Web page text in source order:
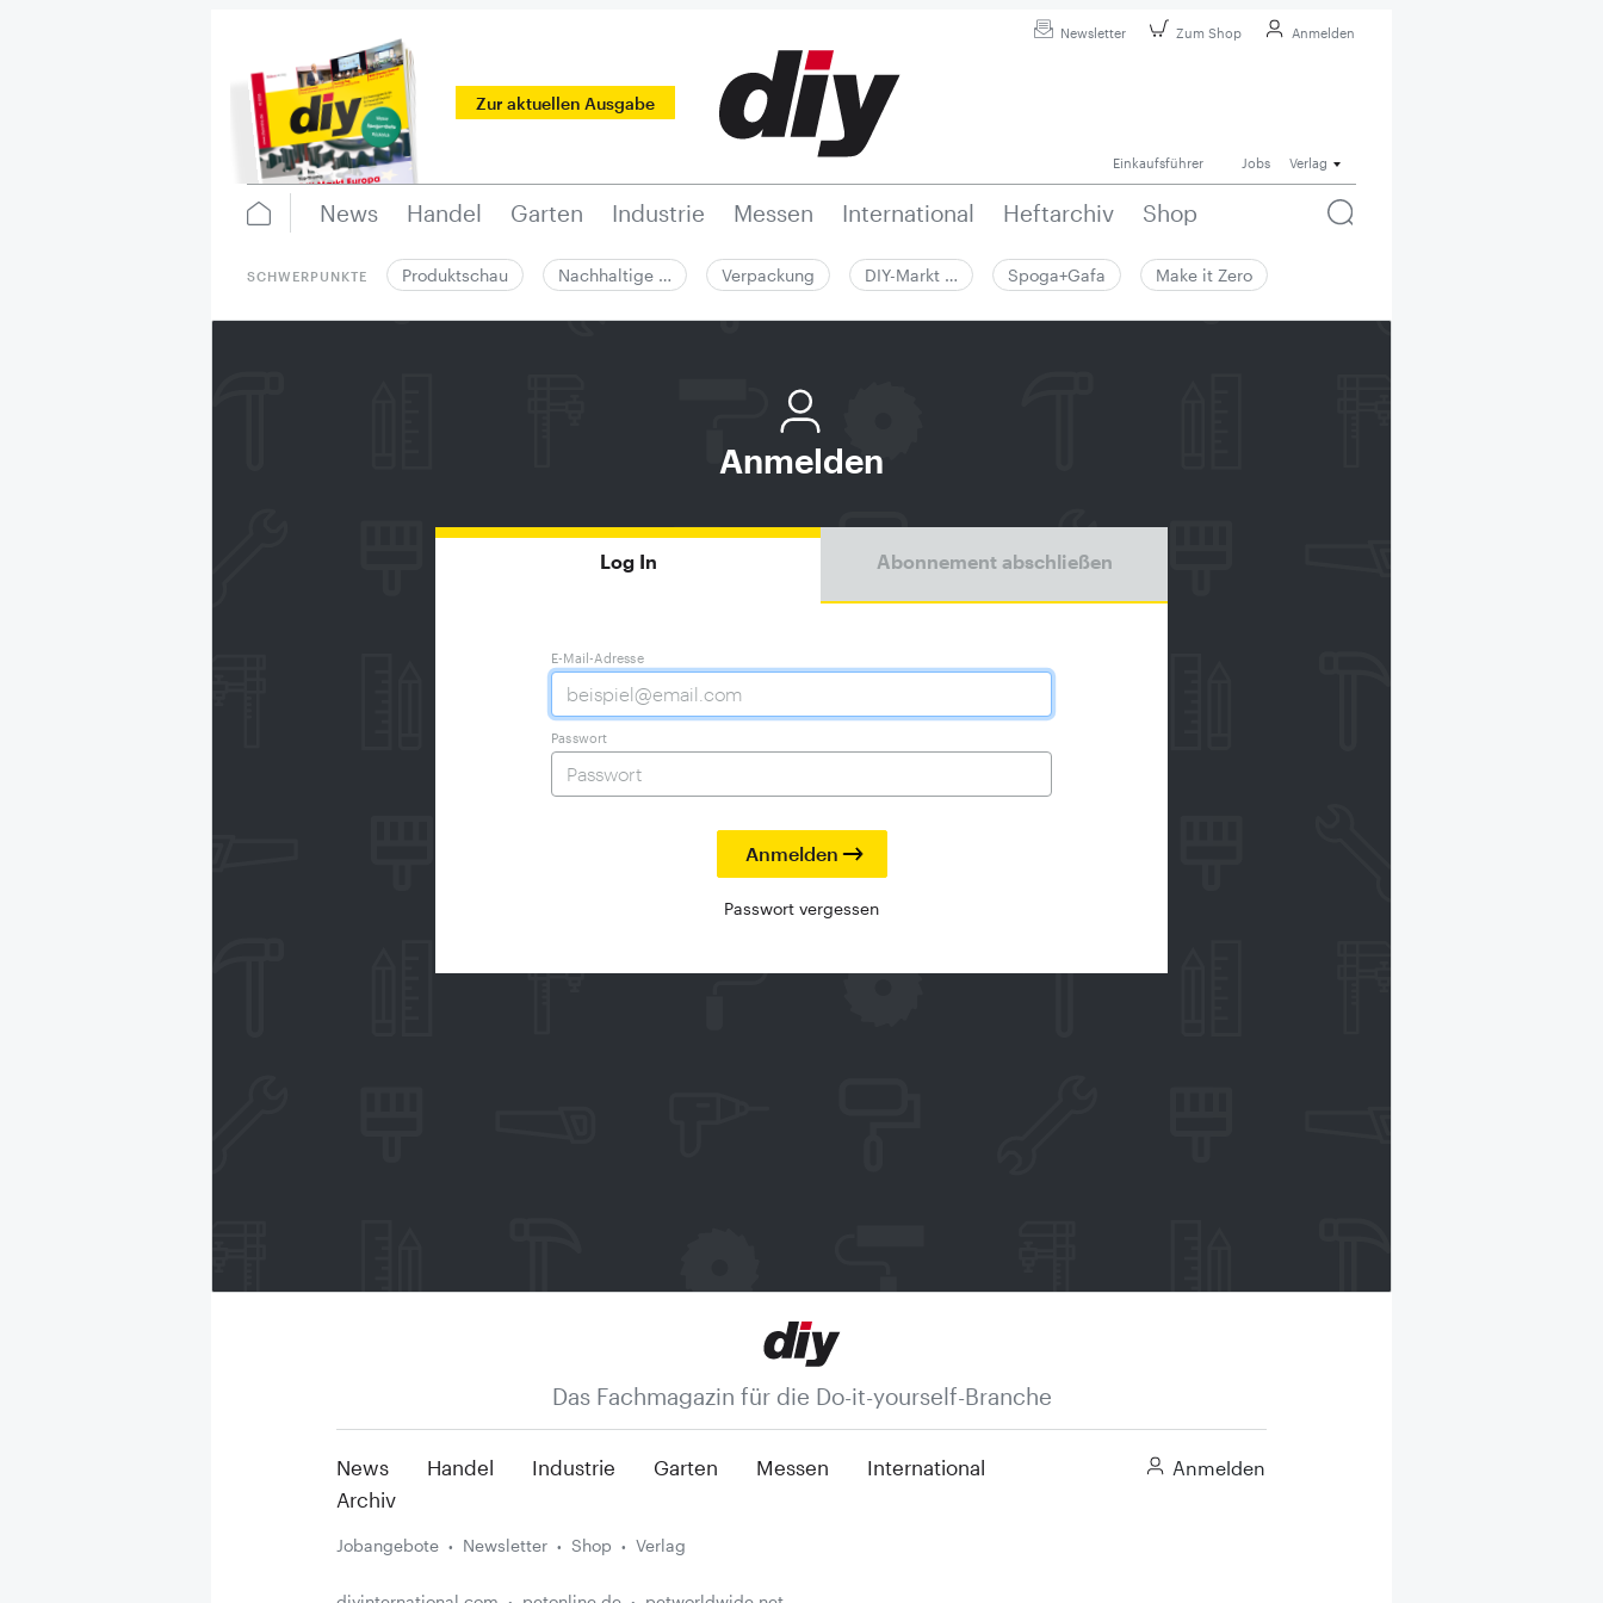
Newsletter Zum Shop Anmelden
Zur aktuellen Ausgabe
Einkaufsführer Jobs Verlag
News Handel Garten Industrie Messen International Heftarchiv Shop
SCHWERPUNKTE Produktschau Nachhaltige … Verpackung DIY-Markt … Spoga+Gafa Make it Zero
Anmelden
Log In Abonnement abschließen
E-Mail-Adresse
Passwort
Passwort vergessen
Das Fachmagazin für die Do-it-yourself-Branche
News Handel Industrie Garten Messen
International
Archiv
Anmelden
Jobangebote Newsletter Shop Verlag